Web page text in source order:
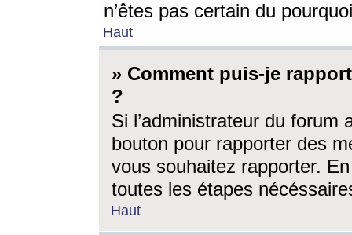
n’êtes pas certain du
Haut
» Comment puis-je
?
Si l’administrateur du forum
bouton pour rapporter des
vous souhaitez rapporter.
toutes les étapes
Haut